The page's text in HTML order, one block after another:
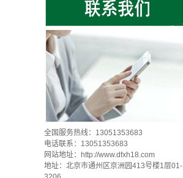
全国服务热线：13051353683
电话联系：13051353683
网站地址：
http://www.dfxh18.com
地址：北京市通州区京洲园413号楼1层01-